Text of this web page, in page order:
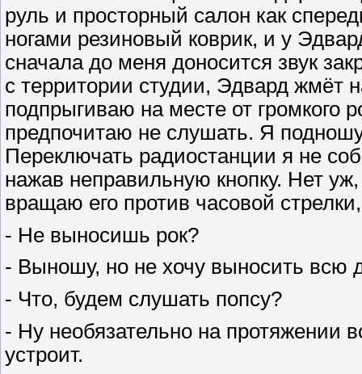
руль и просторный салон как
ногами резиновый коврик, и у
сначала до меня доносится звук
с территории студии, Эдвард жмёт
подпрыгиваю на месте от
предпочитаю не слушать. Я
Переключать радиостанции я не
нажав неправильную кнопку. Нет
вращаю его против часовой
- Не выносишь рок?
- Выношу, но не хочу выносить всю
- Что, будем слушать попсу?
- Ну необязательно на протяжении
устроит.